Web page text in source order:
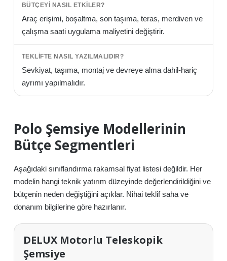
Araç erişimi, boşaltma, son taşıma, teras, merdiven ve
çalışma saati uygulama maliyetini değiştirir.
Sevkiyat, taşıma, montaj ve devreye alma dahil-hariç
ayrımı yapılmalıdır.
Polo Şemsiye Modellerinin
Bütçe Segmentleri
Aşağıdaki sınıflandırma rakamsal fiyat listesi değildir. Her
modelin hangi teknik yatırım düzeyinde değerlendirildiğini ve
bütçenin neden değiştiğini açıklar. Nihai teklif saha ve
donanım bilgilerine göre hazırlanır.
DELUX Motorlu Teleskopik
Şemsiye